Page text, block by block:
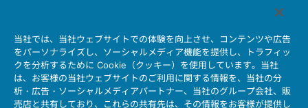
会社情報 サステナビリティ IR情報 採用情報
会社情報新着一覧
製品情報新着一覧
サイトマップ お問い合わせ
当社では、当社ウェブサイトでの体験を向上させ、コンテンツや広告
をパーソナライズし、ソーシャルメディア機能を提供し、トラフィッ
クを分析するために Cookie（クッキー）を使用しています。当社
は、お客様の当社ウェブサイトのご利用に関する情報を、当社の分
析・広告・ソーシャルメディアパートナー、当社のグループ会社、販
売店と共有しており、これらの共有先は、その情報をお客様が提供し